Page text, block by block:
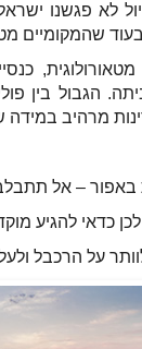
לא פגשנו
שהמקומיים
הגבול בין
מרהיב במידה
באפור – אל
כדאי להגיע
על הרכבל